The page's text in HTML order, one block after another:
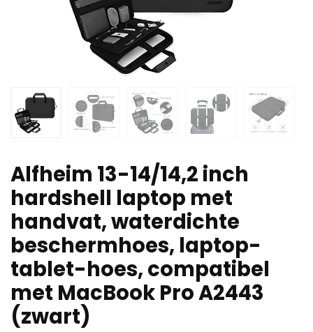
Alfheim 13-14/14,2 inch
hardshell laptop met
handvat, waterdichte
beschermhoes, laptop-
tablet-hoes, compatibel
met MacBook Pro A2443
(zwart)